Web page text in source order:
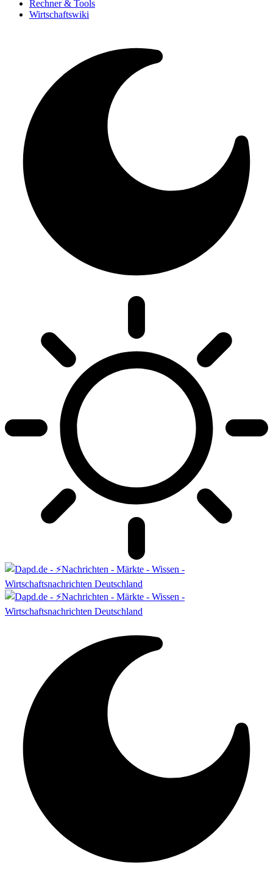
Rechner & Tools
Wirtschaftswiki